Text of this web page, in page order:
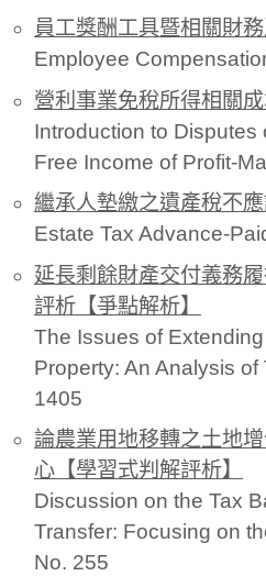
員工獎酬工具暨相關財
Employee
營利事業免稅所得相關
Introduction to Disputes
Free Income of Profit-
繼承人墊繳之遺產稅不
Estate Tax Advance-
延長剩餘財產交付義務
評析【爭點解析】
The Issues of
Property: An Analysis
1405
論農業用地移轉之土地
心【學習式判解評析】
Discussion on the Tax
Transfer: Focusing on
No. 255